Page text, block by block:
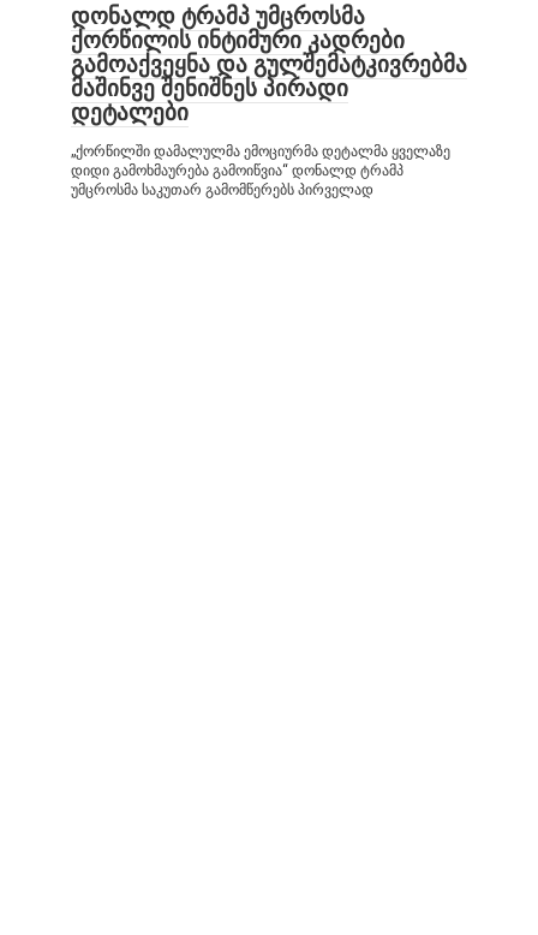
დონალდ ტრამპ უმცროსმა
ქორწილის ინტიმური კადრები
გამოაქვეყნა და გულშემატკივრებმა
მაშინვე შენიშნეს პირადი
დეტალები
„ქორწილში დამალულმა ემოციურმა დეტალმა ყველაზე
დიდი გამოხმაურება გამოიწვია“ დონალდ ტრამპ
უმცროსმა საკუთარ გამომწერებს პირველად